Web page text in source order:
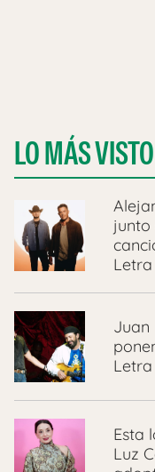
LO MÁS VISTO
junto
Juan
Esta
Luz